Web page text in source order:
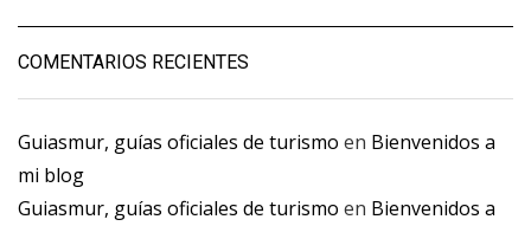
COMENTARIOS RECIENTES
Guiasmur, guías oficiales de turismo en Bienvenidos a
mi blog
Guiasmur, guías oficiales de turismo en Bienvenidos a